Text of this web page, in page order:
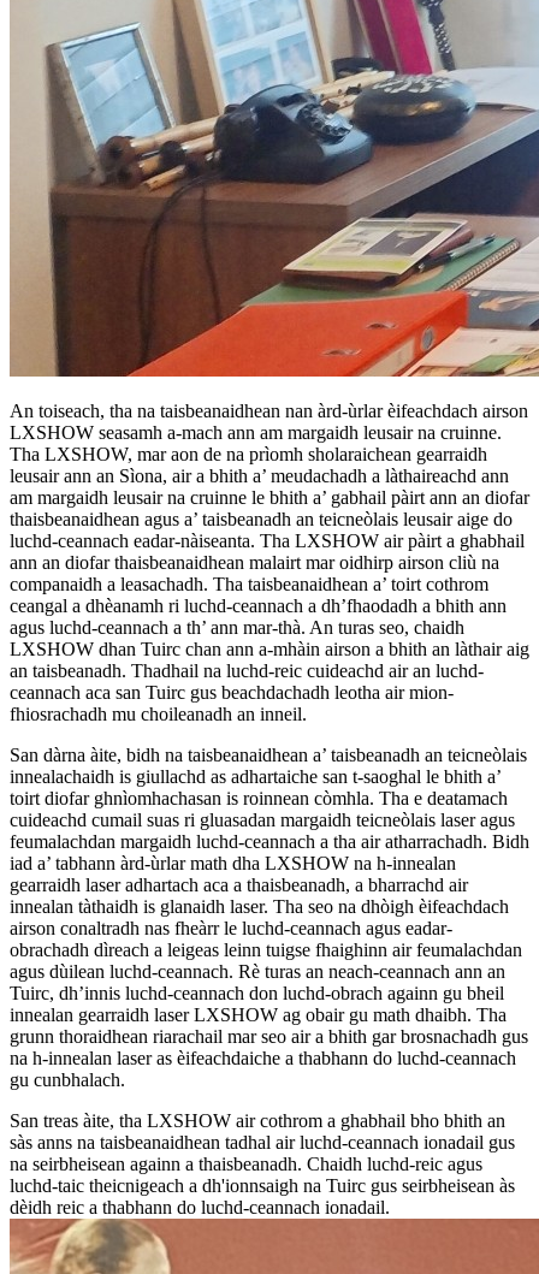
An toiseach, tha na taisbeanaidhean nan àrd-ùrlar èifeachdach airson
LXSHOW seasamh a-mach ann am margaidh leusair na cruinne.
Tha LXSHOW, mar aon de na prìomh sholaraichean gearraidh
leusair ann an Sìona, air a bhith a’ meudachadh a làthaireachd ann
am margaidh leusair na cruinne le bhith a’ gabhail pàirt ann an diofar
thaisbeanaidhean agus a’ taisbeanadh an teicneòlais leusair aige do
luchd-ceannach eadar-nàiseanta. Tha LXSHOW air pàirt a ghabhail
ann an diofar thaisbeanaidhean malairt mar oidhirp airson cliù na
companaidh a leasachadh. Tha taisbeanaidhean a’ toirt cothrom
ceangal a dhèanamh ri luchd-ceannach a dh’fhaodadh a bhith ann
agus luchd-ceannach a th’ ann mar-thà. An turas seo, chaidh
LXSHOW dhan Tuirc chan ann a-mhàin airson a bhith an làthair aig
an taisbeanadh. Thadhail na luchd-reic cuideachd air an luchd-
ceannach aca san Tuirc gus beachdachadh leotha air mion-
fhiosrachadh mu choileanadh an inneil.
San dàrna àite, bidh na taisbeanaidhean a’ taisbeanadh an teicneòlais
innealachaidh is giullachd as adhartaiche san t-saoghal le bhith a’
toirt diofar ghnìomhachasan is roinnean còmhla. Tha e deatamach
cuideachd cumail suas ri gluasadan margaidh teicneòlais laser agus
feumalachdan margaidh luchd-ceannach a tha air atharrachadh. Bidh
iad a’ tabhann àrd-ùrlar math dha LXSHOW na h-innealan
gearraidh laser adhartach aca a thaisbeanadh, a bharrachd air
innealan tàthaidh is glanaidh laser. Tha seo na dhòigh èifeachdach
airson conaltradh nas fheàrr le luchd-ceannach agus eadar-
obrachadh dìreach a leigeas leinn tuigse fhaighinn air feumalachdan
agus dùilean luchd-ceannach. Rè turas an neach-ceannach ann an
Tuirc, dh’innis luchd-ceannach don luchd-obrach againn gu bheil
innealan gearraidh laser LXSHOW ag obair gu math dhaibh. Tha
grunn thoraidhean riarachail mar seo air a bhith gar brosnachadh gus
na h-innealan laser as èifeachdaiche a thabhann do luchd-ceannach
gu cunbhalach.
San treas àite, tha LXSHOW air cothrom a ghabhail bho bhith an
sàs anns na taisbeanaidhean tadhal air luchd-ceannach ionadail gus
na seirbheisean againn a thaisbeanadh. Chaidh luchd-reic agus
luchd-taic theicnigeach a dh'ionnsaigh na Tuirc gus seirbheisean às
dèidh reic a thabhann do luchd-ceannach ionadail.